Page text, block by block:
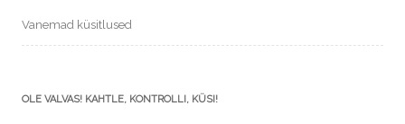
Vanemad küsitlused
OLE VALVAS! KAHTLE, KONTROLLI, KÜSI!